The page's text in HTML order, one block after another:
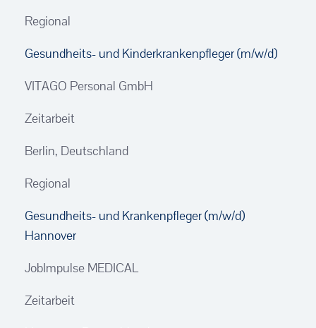
Regional
Gesundheits- und Kinderkrankenpfleger (m/w/d)
VITAGO Personal GmbH
Zeitarbeit
Berlin, Deutschland
Regional
Gesundheits- und Krankenpfleger (m/w/d)
Hannover
JobImpulse MEDICAL
Zeitarbeit